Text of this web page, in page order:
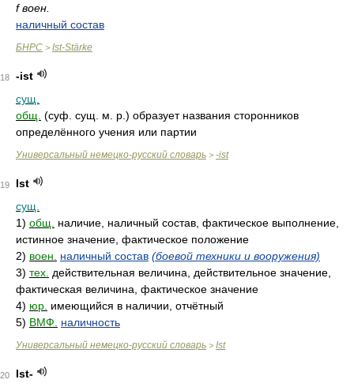
f воен.
наличный состав
БНРС > Ist-Stärke
18
-ist
сущ.
общ. (суф. сущ. м. р.) образует названия сторонников
определённого учения или партии
Универсальный немецко-русский словарь > -ist
19
Ist
сущ.
1) общ.
наличие, наличный состав, фактическое выполнение,
истинное значение, фактическое положение
2) воен. наличный состав (боевой техники и вооружения)
3) тех. действительная величина, действительное значение,
фактическая величина, фактическое значение
4) юр. имеющийся в наличии, отчётный
5) ВМФ. наличность
Универсальный немецко-русский словарь > Ist
20
Ist-